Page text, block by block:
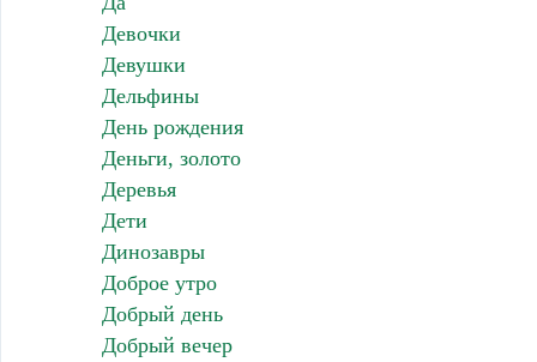
Девочки
Девушки
Дельфины
День рождения
Деньги, золото
Деревья
Дети
Динозавры
Доброе утро
Добрый день
Добрый вечер